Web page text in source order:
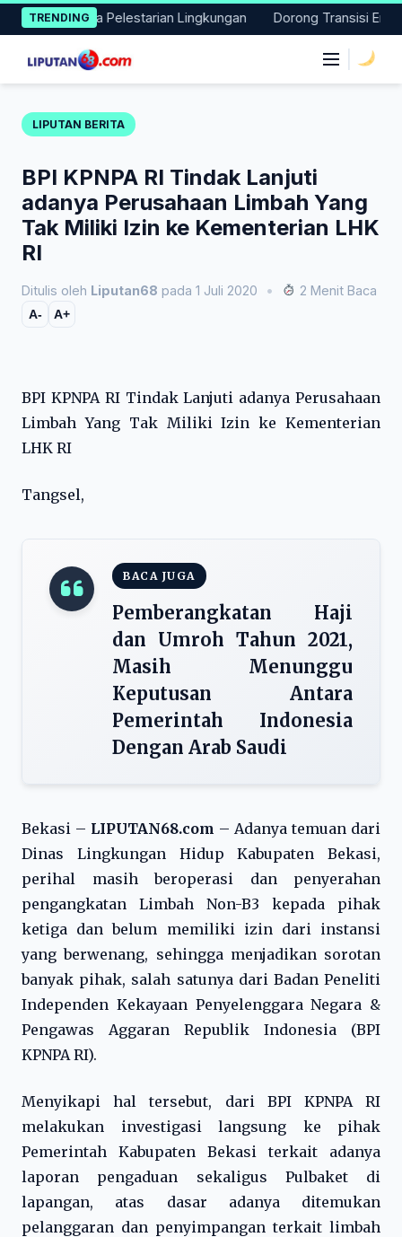
Skip
to
content
TRENDING
Nyata Pelestarian Lingkungan Dorong Transisi Energi di
LIPUTAN BERITA
BPI KPNPA RI Tindak Lanjuti
adanya Perusahaan Limbah Yang
Tak Miliki Izin ke Kementerian LHK
RI
Ditulis oleh Liputan68 pada 1 Juli 2020 • 2 Menit Baca
A- A+
BPI KPNPA RI Tindak Lanjuti adanya Perusahaan
Limbah Yang Tak Miliki Izin ke Kementerian
LHK RI
Tangsel,
BACA JUGA
Pemberangkatan Haji
dan Umroh Tahun 2021,
Masih Menunggu
Keputusan Antara
Pemerintah Indonesia
Dengan Arab Saudi
Bekasi – LIPUTAN68.com – Adanya temuan dari
Dinas Lingkungan Hidup Kabupaten Bekasi,
perihal masih beroperasi dan penyerahan
pengangkatan Limbah Non-B3 kepada pihak
ketiga dan belum memiliki izin dari instansi
yang berwenang, sehingga menjadikan sorotan
banyak pihak, salah satunya dari Badan Peneliti
Independen Kekayaan Penyelenggara Negara &
Pengawas Aggaran Republik Indonesia (BPI
KPNPA RI).
Menyikapi hal tersebut, dari BPI KPNPA RI
melakukan investigasi langsung ke pihak
Pemerintah Kabupaten Bekasi terkait adanya
laporan pengaduan sekaligus Pulbaket di
lapangan, atas dasar adanya ditemukan
pelanggaran dan penyimpangan terkait limbah